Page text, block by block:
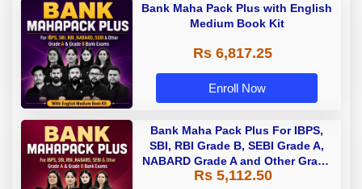
Bank Maha Pack Plus with English
Medium Book Kit
Rs 6,817.25
Enroll Now
Bank Maha Pack Plus For IBPS,
SBI, RBI Grade B, SEBI Grade A,
NABARD Grade A and Other Grade
A & Grade B Bank Exams
Rs 5,112.50